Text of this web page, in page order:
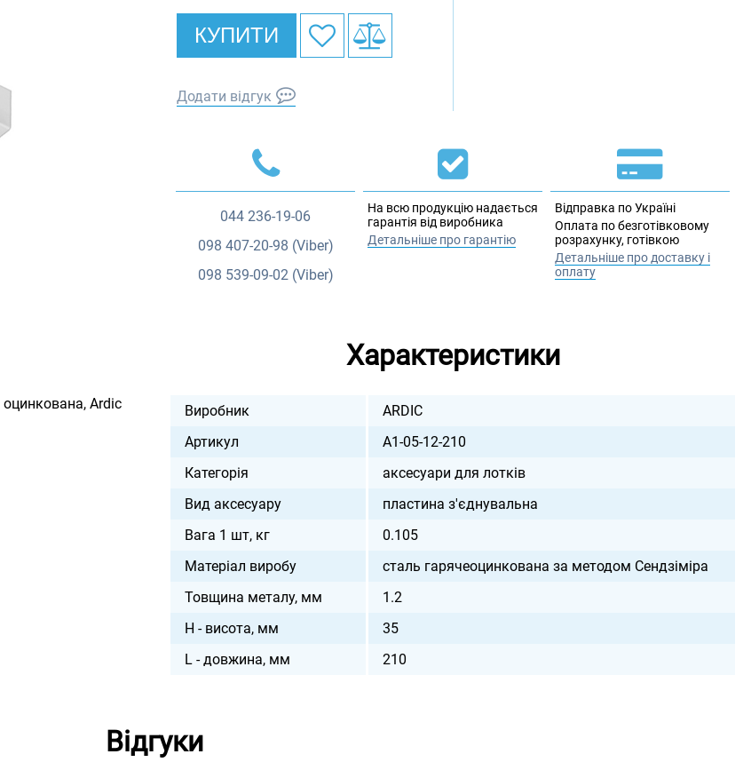
КУПИТИ
Додати відгук
044 236-19-06
098 407-20-98 (Viber)
098 539-09-02 (Viber)
На всю продукцію надається
гарантія від виробника
Детальніше про гарантію
Відправка по Україні
Оплата по безготівковому
розрахунку, готівкою
Детальніше про доставку і
оплату
Ardic
Характеристики
Виробник
ARDIC
Артикул
A1-05-12-210
Категорія
аксесуари для лотків
Вид аксесуару
пластина з'єднувальна
Вага 1 шт, кг
0.105
Матеріал виробу
сталь гарячеоцинкована за методом Сендзіміра
Товщина металу, мм
1.2
H - висота, мм
35
L - довжина, мм
210
Відгуки